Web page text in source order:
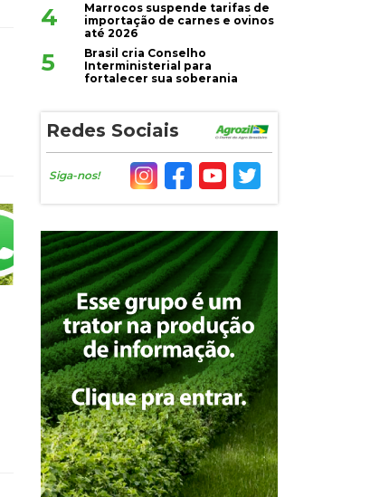
4
Marrocos suspende tarifas de
importação de carnes e ovinos
até 2026
5
Brasil cria Conselho
Interministerial para
fortalecer sua soberania
Redes Sociais
Siga-nos!